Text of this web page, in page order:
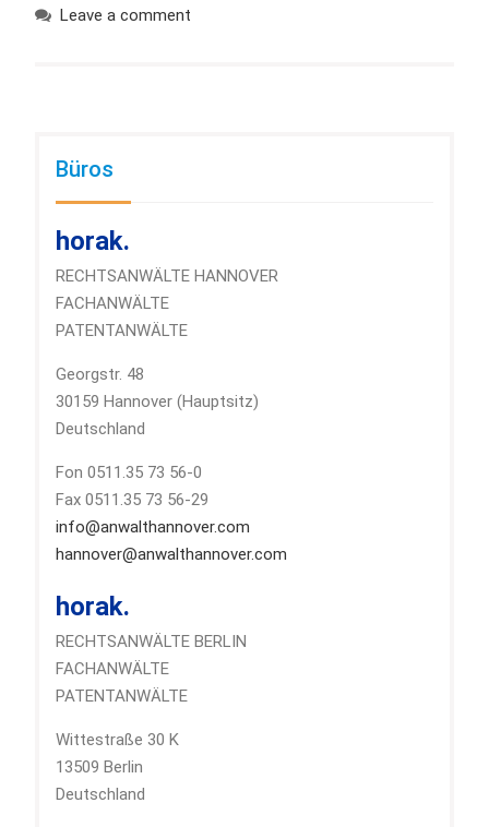
Leave a comment
Büros
horak.
RECHTSANWÄLTE HANNOVER
FACHANWÄLTE
PATENTANWÄLTE
Georgstr. 48
30159 Hannover (Hauptsitz)
Deutschland
Fon 0511.35 73 56-0
Fax 0511.35 73 56-29
info@anwalthannover.com
hannover@anwalthannover.com
horak.
RECHTSANWÄLTE BERLIN
FACHANWÄLTE
PATENTANWÄLTE
Wittestraße 30 K
13509 Berlin
Deutschland